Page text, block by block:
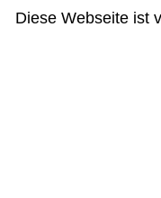
Diese Webseite ist